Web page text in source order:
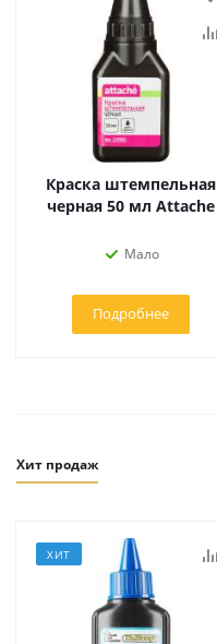
Краска штемпельная
черная 50 мл Attache
Мало
Подробнее
Хит продаж
ХИТ